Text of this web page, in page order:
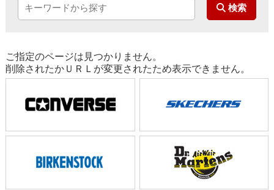
ご指定のページは見つかりません。
削除されたかＵＲＬが変更されたため表示できません。